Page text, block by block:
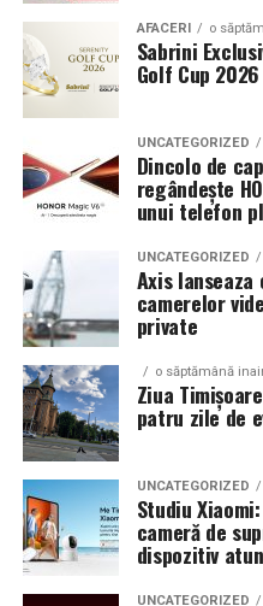
Echilibrul dintre estetica si
Un aspect specific
prezenta multor masini
show, ci si vehicule
cauta solutii care sa le
evenimente fara a
siguranta pe drumurile
In acest context,
echilibru intre aspect si
opteaza pentru anvelope
care pot fi folosite si in
indiferent de vreme sau
De ce conteaza tipul de
Cluj
Clujul este un oras in care
iar drumurile din
cat si trasee montane sau
AFACERI o
Sabrini
Golf Cup 2026
UNCATEGORIZED
Dincolo de
regândește
unui telefon
UNCATEGORIZED
Axis
camerelor
private
o săptămână
Ziua
patru zile de
UNCATEGORIZED
Studiu
cameră de
dispozitiv
UNCATEGORIZED